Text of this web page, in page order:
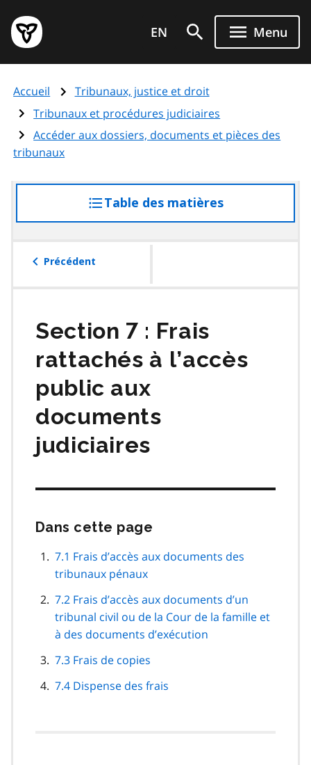
au
contenu
principal
Page
d'accueil
de
l'Ontario
EN Menu
Accueil
Tribunaux, justice et droit
Tribunaux et procédures judiciaires
Accéder aux dossiers, documents et pièces des
tribunaux
Table des matières
à
Précédent
Section 7 : Frais
rattachés à l’accès
public aux
documents
judiciaires
Dans cette page
navigation
7.1 Frais d’accès aux documents des
tribunaux pénaux
7.2 Frais d’accès aux documents d’un
tribunal civil ou de la Cour de la famille et
à des documents d’exécution
7.3 Frais de copies
7.4 Dispense des frais